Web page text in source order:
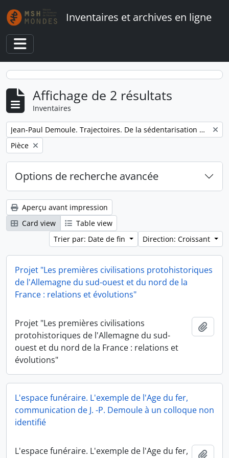
Skip to main content
Inventaires et archives en ligne
Toggle navigation
Affichage de 2 résultats
Inventaires
Remove filter:
Jean-Paul Demoule. Trajectoires. De la sédentarisation à l'État
Remove filter:
Pièce
Options de recherche avancée
Aperçu avant impression
Card view
Table view
Trier par: Date de fin
Direction: Croissant
Projet "Les premières civilisations protohistoriques
de l'Allemagne du sud-ouest et du nord de la
France : relations et évolutions"
Projet "Les premières civilisations
protohistoriques de l'Allemagne du sud-
ouest et du nord de la France : relations et
évolutions"
L'espace funéraire. L'exemple de l'Age du fer,
communication de J. -P. Demoule à un colloque non
identifié
L'espace funéraire. L'exemple de l'Age du fer,